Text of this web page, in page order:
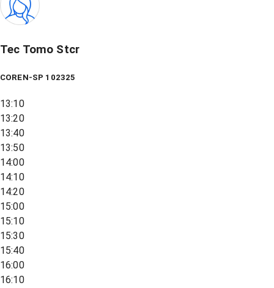
Tec Tomo Stcr
COREN-SP 102325
13:10
13:20
13:40
13:50
14:00
14:10
14:20
15:00
15:10
15:30
15:40
16:00
16:10